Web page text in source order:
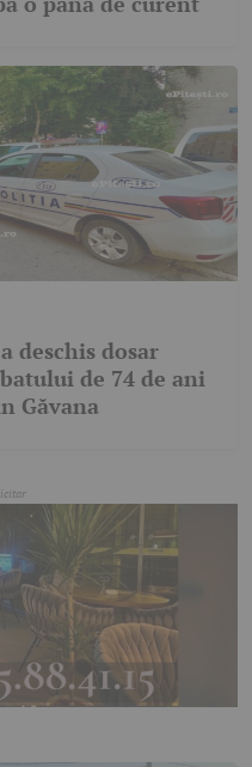
deschis dosar
de 74 de ani
Găvana